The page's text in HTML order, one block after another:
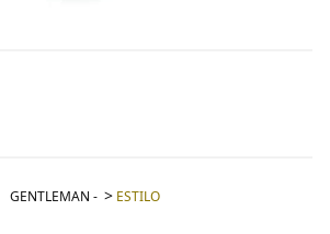
GENTLEMAN - ESTILO